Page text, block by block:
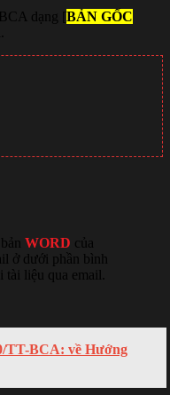
dạng [BẢN GỐC
WORD của
ở dưới phần bình
liệu qua email.
TT-BCA: về Hướng